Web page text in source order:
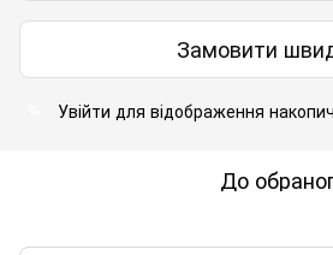
Замовити
Увійти для відображення
До